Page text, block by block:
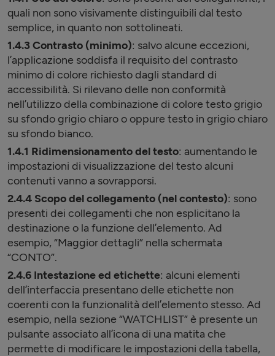
quali non sono visivamente distinguibili dal testo
semplice, in quanto non sottolineati.
1.4.3 Contrasto (minimo): salvo alcune eccezioni,
l’applicazione soddisfa il requisito del contrasto
minimo di colore richiesto dagli standard di
accessibilità. Si rilevano delle non conformità
nell’utilizzo della combinazione di colore testo grigio
su sfondo grigio chiaro o oppure testo in grigio chiaro
su sfondo bianco.
1.4.1 Ridimensionamento del testo: aumentando le
impostazioni di visualizzazione del testo alcuni
contenuti vanno a sovrapporsi.
2.4.4 Scopo del collegamento (nel contesto): sono
presenti dei collegamenti che non esplicitano la
destinazione o la funzione dell’elemento. Ad
esempio, “Maggior dettagli” nella schermata
“CONTO”.
2.4.6 Intestazione ed etichette: alcuni elementi
dell’interfaccia presentano delle etichette non
coerenti con la funzionalità dell’elemento stesso. Ad
esempio, nella sezione “WATCHLIST” è presente un
pulsante associato all’icona di una matita che
permette di modificare le impostazioni della tabella,